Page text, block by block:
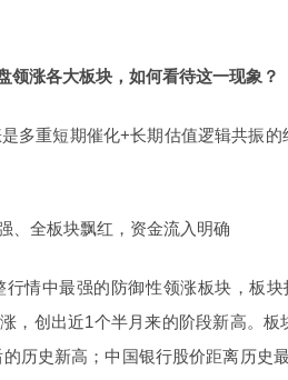
领涨各大板块，如何看待这一现象？
多重短期催化+长期估值逻辑共振
、全板块飘红，资金流入明确
行情中最强的防御性领涨板块，板
，创出近1个半月来的阶段新高。
历史新高；中国银行股价距离历史